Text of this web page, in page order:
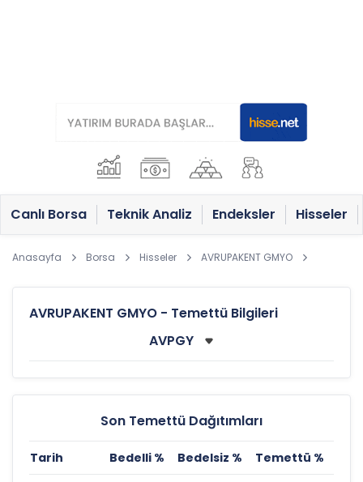
Canlı Borsa Teknik Analiz Endeksler Hisseler
Anasayfa Borsa Hisseler AVRUPAKENT GMYO
AVRUPAKENT GMYO - Temettü Bilgileri
Son Temettü Dağıtımları
Tarih Bedelli % Bedelsiz % Temettü %